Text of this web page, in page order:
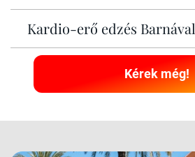
Kardio-erő edzés Barnával
Kérek még!